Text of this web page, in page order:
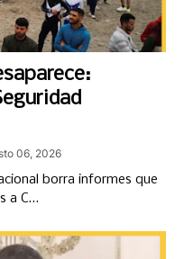
06, 2026
borra informes que
a C…